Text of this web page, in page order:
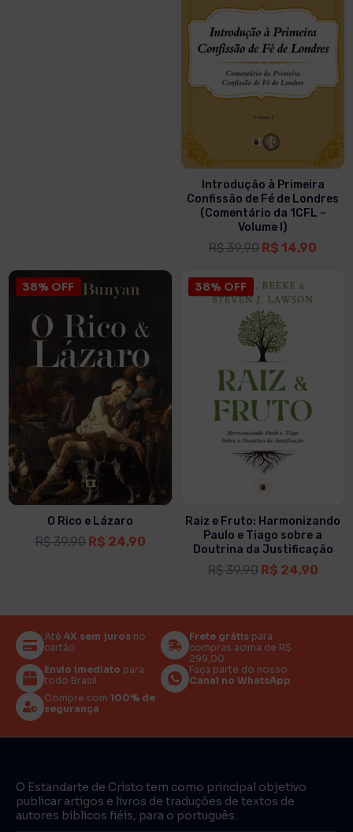
Introdução à Primeira
Confissão de Fé de Londres
(Comentário da 1CFL –
Volume I)
R$39,90 R$ 14,90
38% OFF
O Rico e Lázaro
R$39,90 R$ 24,90
38% OFF
Raiz e Fruto: Harmonizando
Paulo e Tiago sobre a
Doutrina da Justificação
R$39,90 R$ 24,90
Até 4X sem juros no
cartão
Frete grátis para
compras acima de R$
299,00
Envio imediato para
todo Brasil
Faça parte do nosso
Canal no WhatsApp
Compre com 100% de
segurança
O Estandarte de Cristo tem como principal objetivo
publicar artigos e livros de traduções de textos de
autores bíblicos fiéis, para o português.